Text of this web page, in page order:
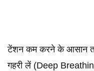
टेंशन कम करने के आसान
गहरी लें (Deep